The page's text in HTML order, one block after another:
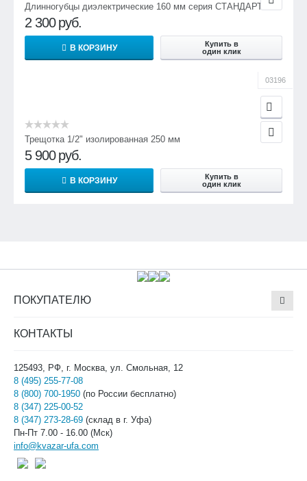
Длинногубцы диэлектрические 160 мм серия СТАНДАРТ
2 300 руб.
В КОРЗИНУ
Купить в
один клик
03196
Трещотка 1/2" изолированная 250 мм
5 900 руб.
В КОРЗИНУ
Купить в
один клик
ПОКУПАТЕЛЮ
КОНТАКТЫ
125493, РФ, г. Москва, ул. Смольная, 12
8 (495) 255-77-08
8 (800) 700-1950 (по России бесплатно)
8 (347) 225-00-52
8 (347) 273-28-69 (склад в г. Уфа)
Пн-Пт 7.00 - 16.00 (Мск)
info@kvazar-ufa.com